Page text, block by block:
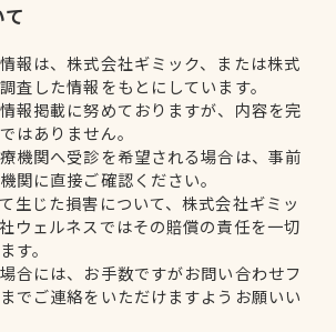
報は、株式会社ギミック、または株式
査した情報をもとにしています。
報掲載に努めておりますが、内容を完
はありません。
機関へ受診を希望される場合は、事前
関に直接ご確認ください。
生じた損害について、株式会社ギミッ
ウェルネスではその賠償の責任を一切
す。
合には、お手数ですがお問い合わせフ
でご連絡をいただけますようお願いい